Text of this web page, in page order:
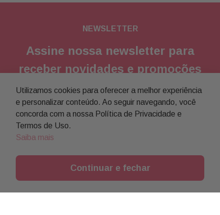
NEWSLETTER
Assine nossa newsletter para
receber novidades e promoções
Enviar
Concordo com a política de privacidade
Utilizamos cookies para oferecer a melhor experiência
e personalizar conteúdo. Ao seguir navegando, você
concorda com a nossa Política de Privacidade e
Termos de Uso.
Saiba mais
Continuar e fechar